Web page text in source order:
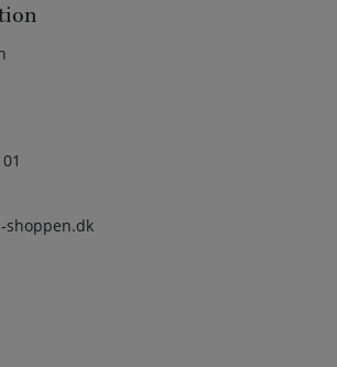
shoppen.dk